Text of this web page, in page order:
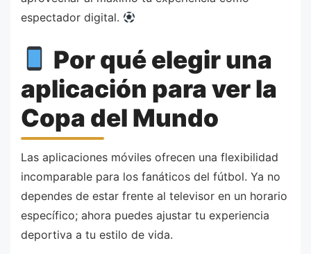
espectador digital.
Por qué elegir una
aplicación para ver la
Copa del Mundo
Las aplicaciones móviles ofrecen una flexibilidad
incomparable para los fanáticos del fútbol. Ya no
dependes de estar frente al televisor en un horario
específico; ahora puedes ajustar tu experiencia
deportiva a tu estilo de vida.